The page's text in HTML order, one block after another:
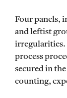
Four panels,
and leftist
irregularities.
process
secured in
counting,